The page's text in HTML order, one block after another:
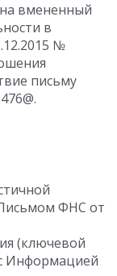
вмененный
в
№
письму
ФНС от
(ключевой
с Информацией